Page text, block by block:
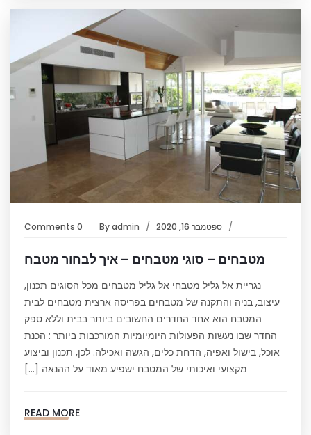
ספטמבר 16, 2020 Byadmin
0 Comments
מטבחים – סוגי מטבחים – איך לבחור מטבח
נגריית אל גליל מטבחי אל גליל מטבחים מכל הסוגים תכנון,
עיצוב, בניה והתקנה של מטבחים בפריסה ארצית מטבחים לבית
המטבח הוא אחד החדרים החשובים ביותר בבית וללא ספק
החדר שבו נעשות הפעולות היומיומיות המורכבות ביותר : הכנת
אוכל, בישול ואפיה, הדחת כלים, הגשה ואכילה. לכן, תכנון וביצוע
מקצועי ואיכותי של המטבח ישפיע מאוד על ההנאה […]
READ MORE